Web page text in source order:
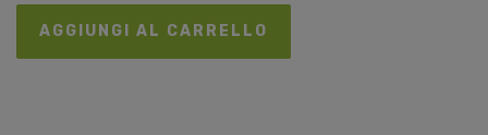
AGGIUNGI AL CARRELLO